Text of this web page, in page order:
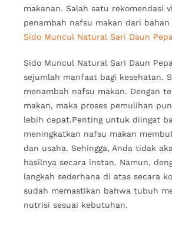
makanan. Salah satu rekomendasi
penambah nafsu makan dari bahan
Sido Muncul Natural Sari Daun
Sido Muncul Natural Sari Daun
sejumlah manfaat bagi kesehatan.
menambah nafsu makan. Dengan
makan, maka proses pemulihan
lebih cepat.Penting untuk diingat
meningkatkan nafsu makan
dan usaha. Sehingga, Anda tidak
hasilnya secara instan. Namun,
langkah sederhana di atas secara
sudah memastikan bahwa tubuh
nutrisi sesuai kebutuhan.